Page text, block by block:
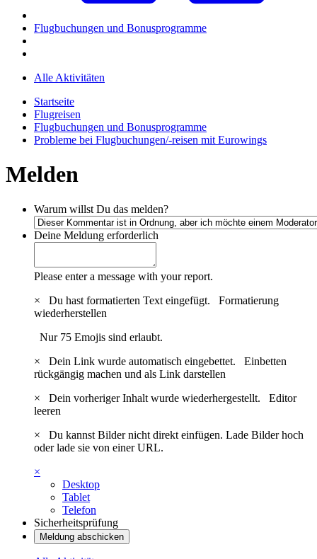
Flugbuchungen und Bonusprogramme
Alle Aktivitäten
Startseite
Flugreisen
Flugbuchungen und Bonusprogramme
Probleme bei Flugbuchungen/-reisen mit Eurowings
Melden
Warum willst Du das melden?
Deine Meldung erforderlich
Please enter a message with your report.
×
Du hast formatierten Text eingefügt. Formatierung
wiederherstellen
Nur 75 Emojis sind erlaubt.
×
Dein Link wurde automatisch eingebettet. Einbetten
rückgängig machen und als Link darstellen
×
Dein vorheriger Inhalt wurde wiederhergestellt. Editor
leeren
×
Du kannst Bilder nicht direkt einfügen. Lade Bilder hoch
oder lade sie von einer URL.
×
Desktop
Tablet
Telefon
Sicherheitsprüfung
Meldung abschicken